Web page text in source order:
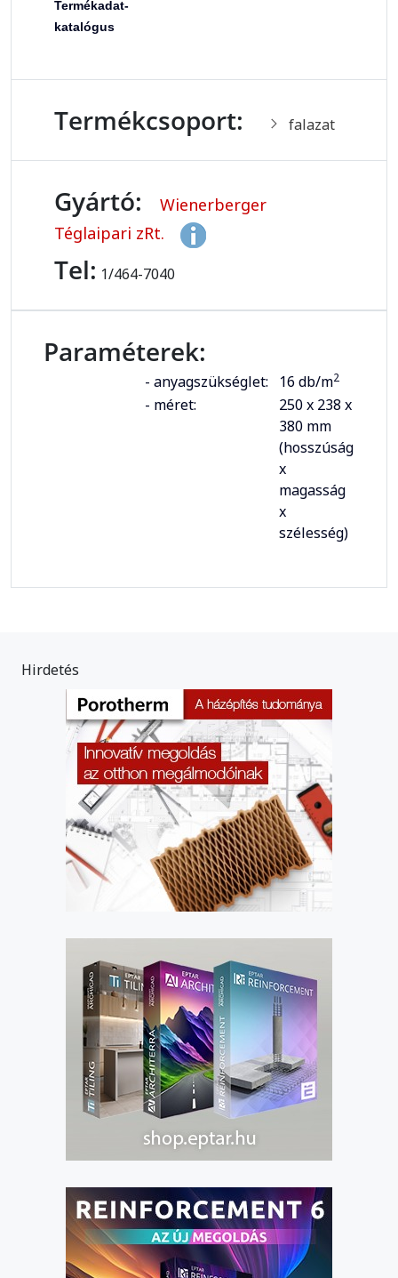
Termékadat-
katalógus
Termékcsoport: falazat
Gyártó:
Wienerberger
Téglaipari zRt.
Tel: 1/464-7040
Paraméterek:
- anyagszükséglet: 16 db/m2
- méret:
250 x 238 x
380 mm
(hosszúság
x
magasság
x
szélesség)
Hirdetés